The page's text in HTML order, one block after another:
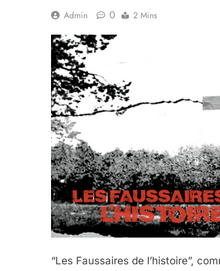
Admin 0 2 Mins
“Les Faussaires de l’histoire”,